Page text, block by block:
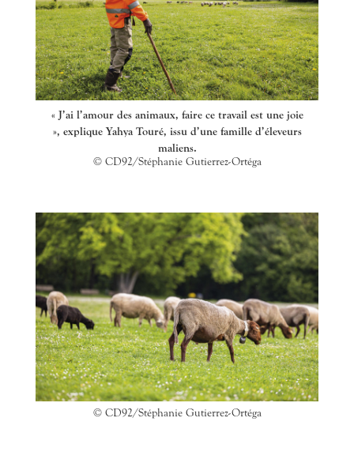
« J’ai l’amour des animaux, faire ce travail est une joie
», explique Yahya Touré, issu d’une famille d’éleveurs
maliens.
© CD92/Stéphanie Gutierrez-Ortéga
© CD92/Stéphanie Gutierrez-Ortéga